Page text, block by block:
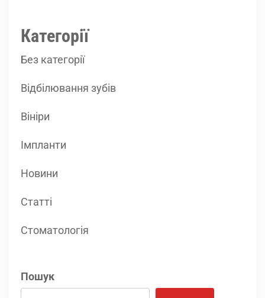
Категорії
Без категорії
Відбілювання зубів
Вініри
Імпланти
Новини
Статті
Стоматологія
Пошук